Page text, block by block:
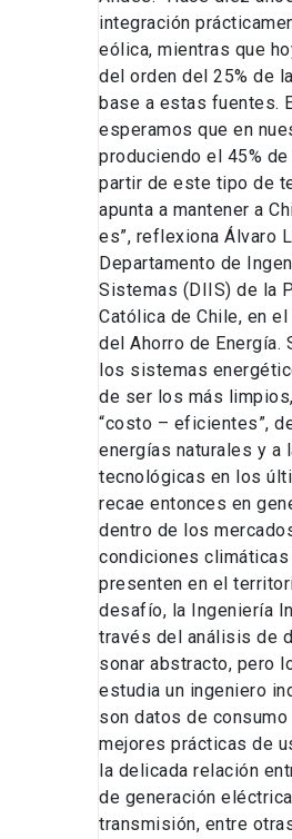
integración
eólica, mientras que
del orden del 25% de
base a estas fuentes.
esperamos que en
produciendo el 45%
partir de este tipo de
apunta a mantener a
es”, reflexiona Álvaro
Departamento de
Sistemas (DIIS) de la
Católica de Chile, en
del Ahorro de Energía.
los sistemas
de ser los más
“costo – eficientes”,
energías naturales y a
tecnológicas en los
recae entonces en
dentro de los
condiciones
presenten en el
desafío, la Ingeniería
través del análisis de
sonar abstracto, pero
estudia un ingeniero
son datos de
mejores prácticas de
la delicada relación
de generación
transmisión, entre